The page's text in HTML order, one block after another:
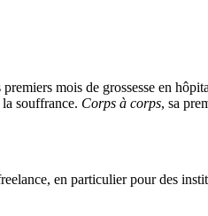
mois de grossesse en
souffrance. Corps à corps, sa
en particulier pour des